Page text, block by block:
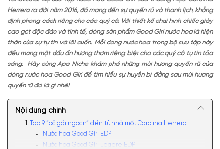
Herrera ra đời năm 2016, đã mang đến sự quyến rũ và thanh lịch, khẳng
định phong cách riêng cho các quý cô. Với thiết kế chai hình chiếc giày
cao gót độc đáo và tinh tế, dòng sản phẩm Good Girl nước hoa là hiện
thân của sự tự tin và lôi cuốn. Mỗi dòng nước hoa trong bộ sưu tập này
đều mang một dấu ấn hương thơm riêng biệt cho các quý cô tự tin tỏa
sáng. Hãy cùng Apa Niche khám phá những mùi hương quyến rũ của
dòng nước hoa Good Girl để tìm hiểu sự huyền bí đằng sau mùi hương
quyến rũ đó là gì nhé!
Nội dung chính
Top 9 “cô gái ngoan” đến từ nhà mốt Carolina Herrera
Nước hoa Good Girl EDP
Nước hoa Good Girl Legere EDP